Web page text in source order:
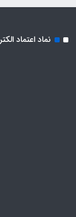
نماد اعتماد